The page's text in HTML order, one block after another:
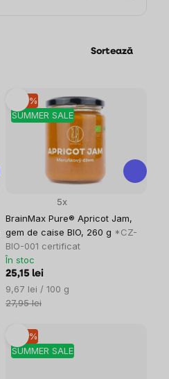
Sortează
SUMMER SALE
–10 %
BrainMax Pure® Apricot Jam,
gem de caise BIO, 260 g *CZ-
BIO-001 certificat
5x
În stoc
25,15 lei
Evaluare
preţ:
9,67 lei / 100 g
27,95 lei
SUMMER SALE
–10 %